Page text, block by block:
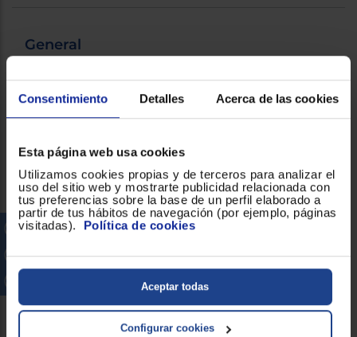
Consentimiento Detalles Acerca de las cookies
Esta página web usa cookies
Utilizamos cookies propias y de terceros para analizar el
uso del sitio web y mostrarte publicidad relacionada con
tus preferencias sobre la base de un perfil elaborado a
partir de tus hábitos de navegación (por ejemplo, páginas
visitadas). Política de cookies
Aceptar todas
Configurar cookies
General
! Asistente de Voz
Autonomía
Diafragma Drivers de 17x12 mm
Diseñado para
smartphone
Funciones
Cancelación activa de ruido
ambiental (ENC), multipunto
Bluetooth, asistente de voz
Multipunto Bluetooth, ENC para